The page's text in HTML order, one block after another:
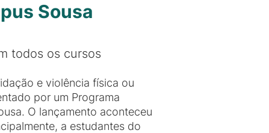
Sousa
todos os cursos
e violência física ou
por um Programa
O lançamento aconteceu
a estudantes do